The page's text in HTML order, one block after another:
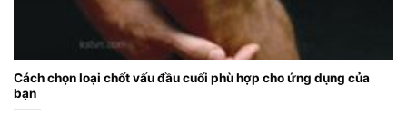
Cách chọn loại chốt vấu đầu cuối phù hợp cho ứng dụng của
bạn